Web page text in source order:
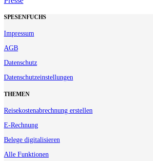
SPESENFUCHS
Impressum
AGB
Datenschutz
Datenschutzeinstellungen
THEMEN
Reisekostenabrechnung erstellen
E-Rechnung
Belege digitalisieren
Alle Funktionen